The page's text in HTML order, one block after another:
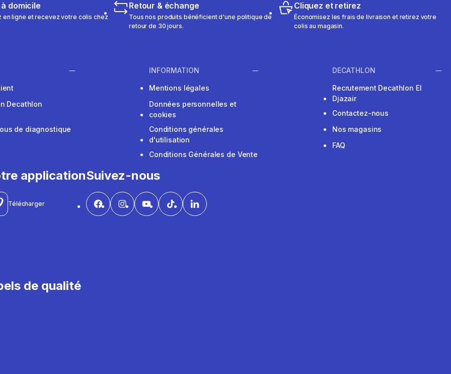
domicile
en ligne et recevez votre colis chez
Retour & échange
Tous nos produits bénéficient d'une politique de
retour de 30 jours.
Cliquez et retirez
Économisez les frais de livraison et retirez votre
colis au magasin.
Decathlon
de diagnostique
INFORMATION
Mentions légales
Données personnelles et
cookies
Conditions générales
d'utilisation
Conditions Générales de Vente
DECATHLON
Recrutement Decathlon El
Djazair
Contactez-nous
Nos magasins
FAQ
application
Télécharger
Suivez-nous
de qualité